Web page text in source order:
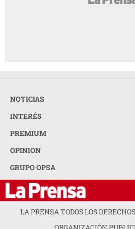
NOTICIAS
INTERÉS
PREMIUM
OPINION
GRUPO OPSA
LA PRENSA TODOS LOS